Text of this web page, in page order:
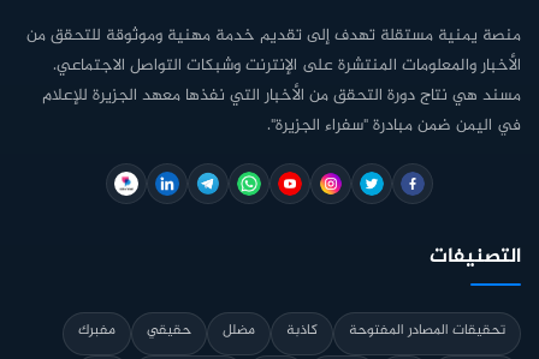
منصة يمنية مستقلة تهدف إلى تقديم خدمة مهنية وموثوقة للتحقق من
الأخبار والمعلومات المنتشرة على الإنترنت وشبكات التواصل الاجتماعي.
مسند هي نتاج دورة التحقق من الأخبار التي نفذها معهد الجزيرة للإعلام
في اليمن ضمن مبادرة "سفراء الجزيرة".
التصنيفات
تحقيقات المصادر المفتوحة كاذبة مضلل حقيقي
مفبرك